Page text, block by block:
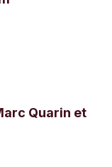
Quarin et